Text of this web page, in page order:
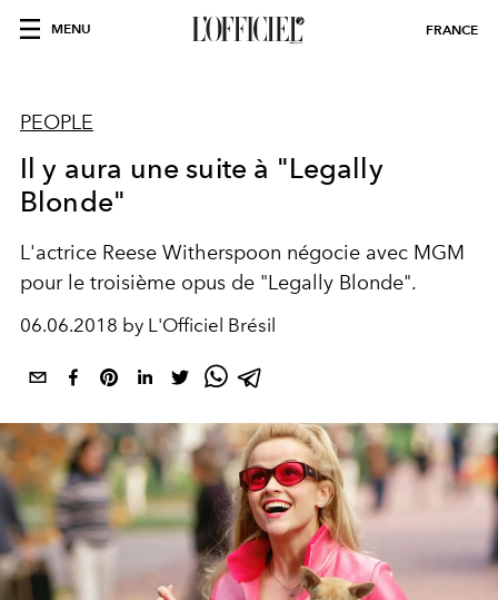
MENU FRANCE
PEOPLE
Il y aura une suite à "Legally
Blonde"
L'actrice Reese Witherspoon négocie avec MGM
pour le troisième opus de "Legally Blonde".
06.06.2018 by L'Officiel Brésil